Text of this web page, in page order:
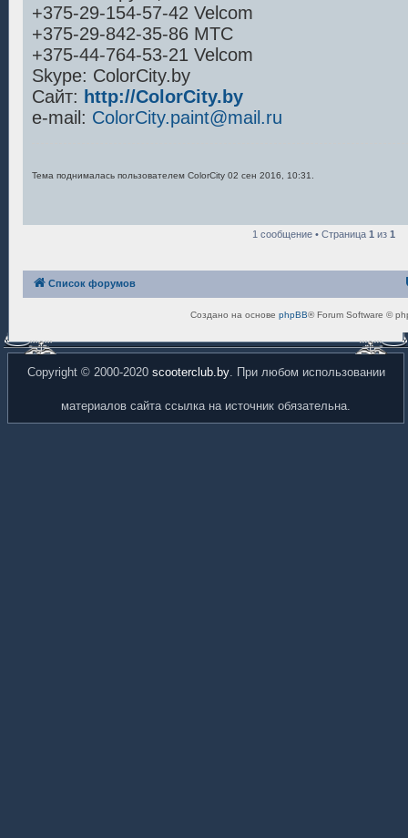
+375-29-154-57-42 Velcom
+375-29-842-35-86 МТС
+375-44-764-53-21 Velcom
Skype: ColorCity.by
Сайт: http://ColorCity.by
e-mail: ColorCity.paint@mail.ru
Тема поднималась пользователем ColorCity 02 сен 2016, 10:31.
1 сообщение • Страница 1 из 1
Список форумов
Создано на основе phpBB® Forum Software ©
Copyright © 2000-2020 scooterclub.by. При любом использовании
материалов сайта ссылка на источник обязательна.